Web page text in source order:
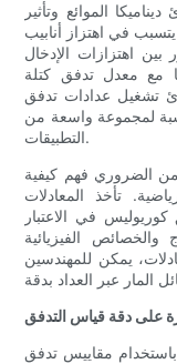
الموائع وتأثير
في اهتزاز أنابيب
بين اهتزازات الإدخال
مع معدل تدفق كتلة
تشغيل عدادات تدفق
لمجموعة واسعة من
التطبيقات.
الضروري فهم كيفية
تأخذ المعادلات
في الاعتبار
والخصائص الفيزيائية
يمكن للمهندسين
على دقة قياس التدفق
مقاييس تدفق